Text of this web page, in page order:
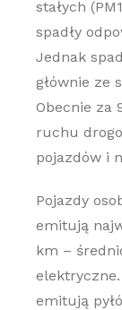
stałych
spadły
Jednak
głównie ze
Obecnie za
ruchu
pojazdów i
Pojazdy
emitują
km –
emitują